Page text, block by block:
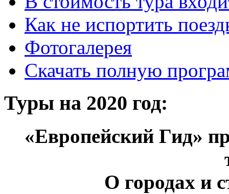
Как не испортить
Фотогалерея
Скачать полную
Туры на 2020 год:
«Европейский Гид»
О городах и